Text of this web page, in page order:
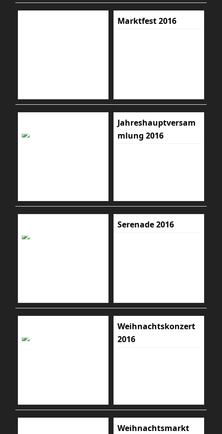
Marktfest 2016
Jahreshauptversam
mlung 2016
Serenade 2016
Weihnachtskonzert
2016
Weihnachtsmarkt